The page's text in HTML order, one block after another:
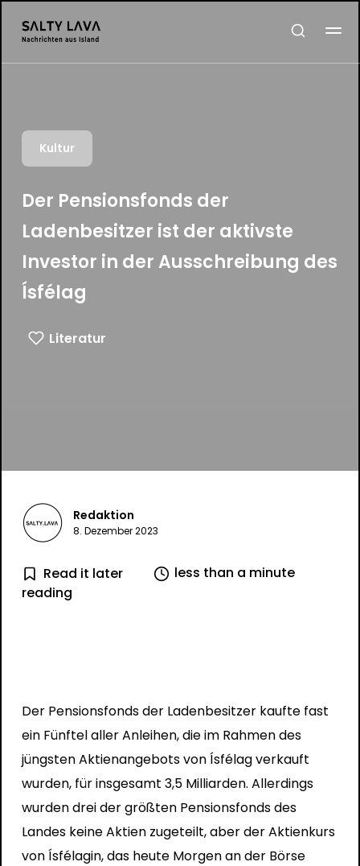
Kultur
Der Pensionsfonds der
Ladenbesitzer ist der aktivste
Investor in der Ausschreibung des
Ísfélag
Literatur
Redaktion
8. Dezember 2023
Read it later
less than a minute
reading
Der Pensionsfonds der Ladenbesitzer kaufte fast
ein Fünftel aller Anleihen, die im Rahmen des
jüngsten Aktienangebots von Ísfélag verkauft
wurden, für insgesamt 3,5 Milliarden. Allerdings
wurden drei der größten Pensionsfonds des
Landes keine Aktien zugeteilt, aber der Aktienkurs
von Ísfélagin, das heute Morgen an der Börse